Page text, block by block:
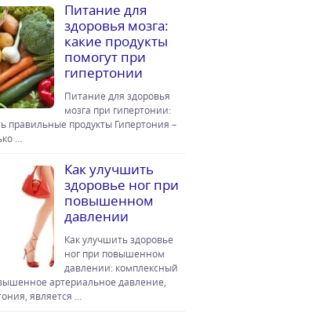
Питание для
здоровья мозга:
какие продукты
помогут при
гипертонии
Питание для здоровья
мозга при гипертонии:
правильные продукты Гипертония –
…
Как улучшить
здоровье ног при
повышенном
давлении
Как улучшить здоровье
ног при повышенном
давлении: комплексный
артериальное давление,
является …